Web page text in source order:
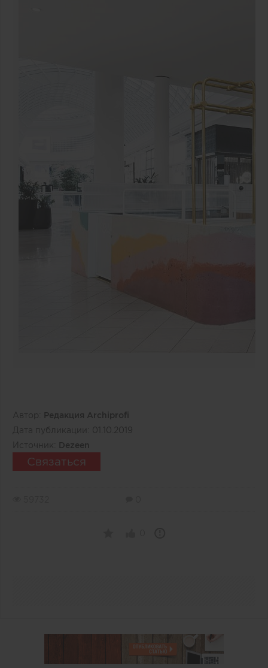
Автор:
Редакция Archiprofi
Дата публикации: 01.10.2019
Источник:
Dezeen
Связаться